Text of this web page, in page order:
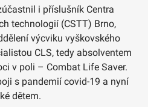
i příslušník Centra
technologií (CSTT) Brno,
výcviku vyškovského
CLS, tedy absolventem
v poli – Combat Life Saver.
s pandemií covid-19 a nyní
dětem.